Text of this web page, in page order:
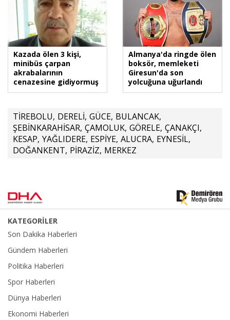
Kazada ölen 3 kişi,
minibüs çarpan
akrabalarının
cenazesine gidiyormuş
Almanya'da ringde ölen
boksör, memleketi
Giresun'da son
yolcuğuna uğurlandı
TİREBOLU, DERELİ, GÜCE, BULANCAK,
ŞEBİNKARAHİSAR, ÇAMOLUK, GÖRELE, ÇANAKÇI,
KESAP, YAĞLIDERE, ESPİYE, ALUCRA, EYNESİL,
DOĞANKENT, PİRAZİZ, MERKEZ
KATEGORİLER
Son Dakika Haberleri
Gündem Haberleri
Politika Haberleri
Spor Haberleri
Dünya Haberleri
Ekonomi Haberleri